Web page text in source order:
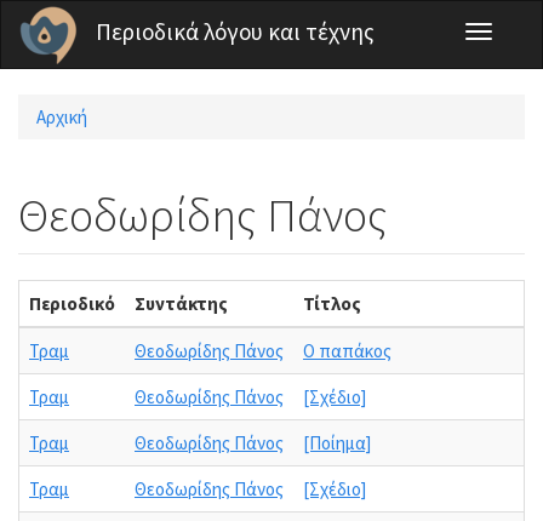
Παράκαμψη προς το κυρίως περιεχόμενο
Περιοδικά λόγου και τέχνης
Toggle
Είστε εδώ
Αρχική
Θεοδωρίδης Πάνος
Περιοδικό Συντάκτης Τίτλος
Τραμ Θεοδωρίδης Πάνος
Ο παπάκος
Τραμ
Θεοδωρίδης Πάνος
[Σχέδιο]
Τραμ
Θεοδωρίδης Πάνος
[Ποίημα]
Τραμ
Θεοδωρίδης Πάνος
[Σχέδιο]